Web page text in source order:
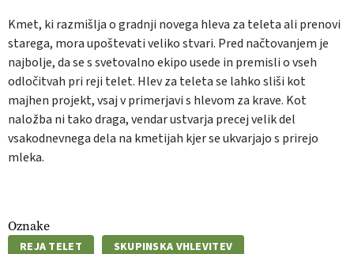
Kmet, ki razmišlja o gradnji novega hleva za teleta ali prenovi
starega, mora upoštevati veliko stvari. Pred načtovanjem je
najbolje, da se s svetovalno ekipo usede in premisli o vseh
odločitvah pri reji telet. Hlev za teleta se lahko sliši kot
majhen projekt, vsaj v primerjavi s hlevom za krave. Kot
naložba ni tako draga, vendar ustvarja precej velik del
vsakodnevnega dela na kmetijah kjer se ukvarjajo s prirejo
mleka.
Oznake
REJA TELET SKUPINSKA VHLEVITEV